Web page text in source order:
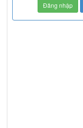
Đăng nhập